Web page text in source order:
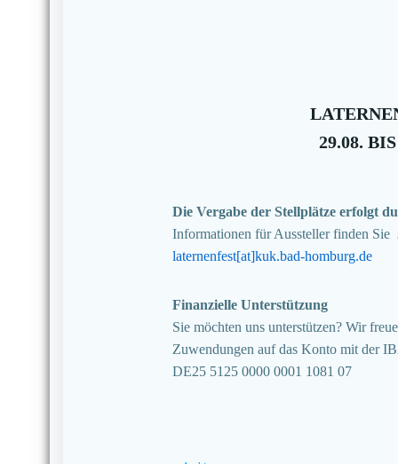
29.08.
Die Vergabe der Stellplätze erfolgt
Informationen für Aussteller finden Sie
laternenfest[at]kuk.bad-homburg.de
Finanzielle Unterstützung
Sie möchten uns unterstützen? Wir
Zuwendungen auf das Konto mit der
DE25 5125 0000 0001 1081 07